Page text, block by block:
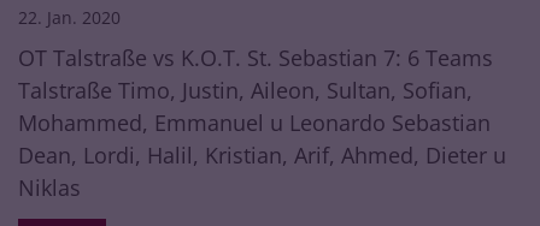
22. Jan. 2020
OT Talstraße vs K.O.T. St. Sebastian 7: 6 Teams
Talstraße Timo, Justin, Aileon, Sultan, Sofian,
Mohammed, Emmanuel u Leonardo Sebastian
Dean, Lordi, Halil, Kristian, Arif, Ahmed, Dieter u
Niklas